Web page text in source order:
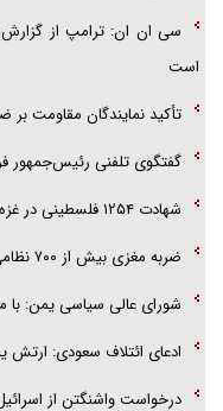
سی ان ان: ترامپ از
است
تأکید نمایندگان مقاومت بر
گفتگوی تلفنی رئیس‌جمهور
شهادت ۱۲۵۴ فلسطینی در غزه از آغاز آتش‌بس تاکنون
ضربه مغزی بیش از ۷۰۰ نظامی آمریکایی در حملات ایران
شورای عالی سیاسی یمن: با
ادعای ائتلاف سعودی:
درخواست واشنگتن از